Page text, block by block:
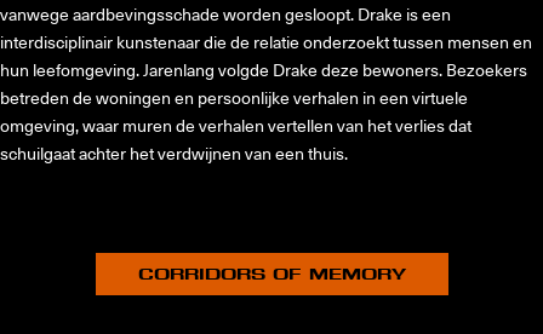
vanwege aardbevingsschade worden gesloopt. Drake is een
interdisciplinair kunstenaar die de relatie onderzoekt tussen mensen en
hun leefomgeving. Jarenlang volgde Drake deze bewoners. Bezoekers
betreden de woningen en persoonlijke verhalen in een virtuele
omgeving, waar muren de verhalen vertellen van het verlies dat
schuilgaat achter het verdwijnen van een thuis.
CORRIDORS OF MEMORY